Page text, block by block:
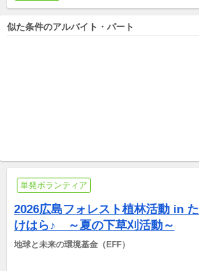
似た条件のアルバイト・パート
単発ボランティア
2026広島フォレスト植林活動 in た
けはら♪　～夏の下草刈活動～
地球と未来の環境基金（EFF）